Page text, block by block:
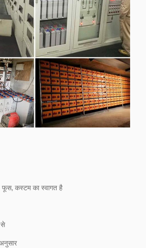
फूस, कस्टम का स्वागत है
से